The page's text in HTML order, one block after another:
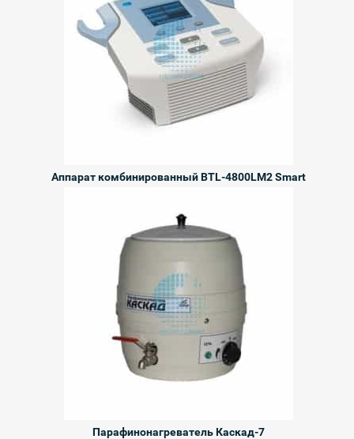
Аппарат комбинированный BTL-4800LM2 Smart
Парафинонагреватель Каскад-7